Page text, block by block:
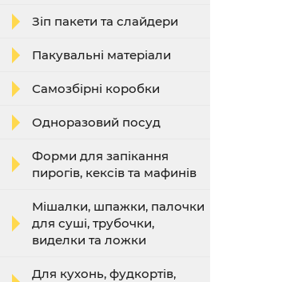
Зіп пакети та слайдери
Пакувальні матеріали
Самозбірні коробки
Одноразовий посуд
Форми для запікання
пирогів, кексів та мафинів
Мішалки, шпажки, палочки
для суші, трубочки,
виделки та ложки
Для кухонь, фудкортів,